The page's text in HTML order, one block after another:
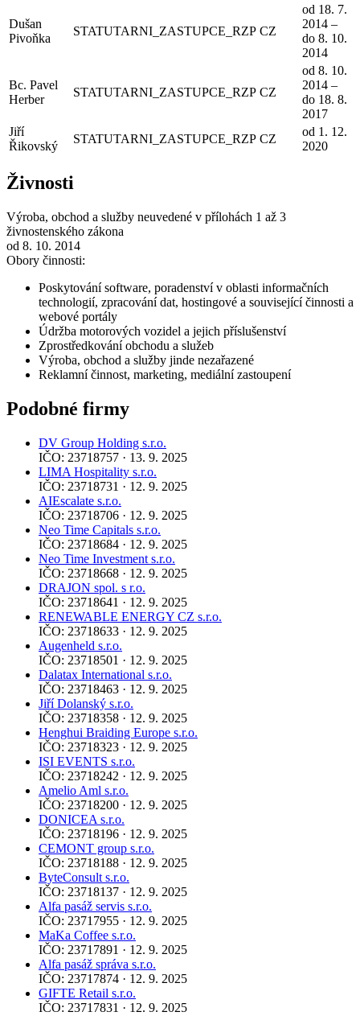
Dušan
Pivoňka
STATUTARNI_ZASTUPCE_RZP CZ
od 18. 7.
2014 –
do 8. 10.
2014
Bc. Pavel
Herber
STATUTARNI_ZASTUPCE_RZP CZ
od 8. 10.
2014 –
do 18. 8.
2017
Jiří
Řikovský
STATUTARNI_ZASTUPCE_RZP CZ
od 1. 12.
2020
Živnosti
Výroba, obchod a služby neuvedené v přílohách 1 až 3
živnostenského zákona
od 8. 10. 2014
Obory činnosti:
Poskytování software, poradenství v oblasti informačních
technologií, zpracování dat, hostingové a související činnosti a
webové portály
Údržba motorových vozidel a jejich příslušenství
Zprostředkování obchodu a služeb
Výroba, obchod a služby jinde nezařazené
Reklamní činnost, marketing, mediální zastoupení
Podobné firmy
DV Group Holding s.r.o.
IČO: 23718757 · 13. 9. 2025
LIMA Hospitality s.r.o.
IČO: 23718731 · 12. 9. 2025
AIEscalate s.r.o.
IČO: 23718706 · 12. 9. 2025
Neo Time Capitals s.r.o.
IČO: 23718684 · 12. 9. 2025
Neo Time Investment s.r.o.
IČO: 23718668 · 12. 9. 2025
DRAJON spol. s r.o.
IČO: 23718641 · 12. 9. 2025
RENEWABLE ENERGY CZ s.r.o.
IČO: 23718633 · 12. 9. 2025
Augenheld s.r.o.
IČO: 23718501 · 12. 9. 2025
Dalatax International s.r.o.
IČO: 23718463 · 12. 9. 2025
Jiří Dolanský s.r.o.
IČO: 23718358 · 12. 9. 2025
Henghui Braiding Europe s.r.o.
IČO: 23718323 · 12. 9. 2025
ISI EVENTS s.r.o.
IČO: 23718242 · 12. 9. 2025
Amelio Aml s.r.o.
IČO: 23718200 · 12. 9. 2025
DONICEA s.r.o.
IČO: 23718196 · 12. 9. 2025
CEMONT group s.r.o.
IČO: 23718188 · 12. 9. 2025
ByteConsult s.r.o.
IČO: 23718137 · 12. 9. 2025
Alfa pasáž servis s.r.o.
IČO: 23717955 · 12. 9. 2025
MaKa Coffee s.r.o.
IČO: 23717891 · 12. 9. 2025
Alfa pasáž správa s.r.o.
IČO: 23717874 · 12. 9. 2025
GIFTE Retail s.r.o.
IČO: 23717831 · 12. 9. 2025